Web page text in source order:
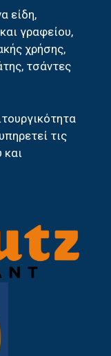
είδη,
γραφείου,
χρήσης,
τσάντες
τις
και